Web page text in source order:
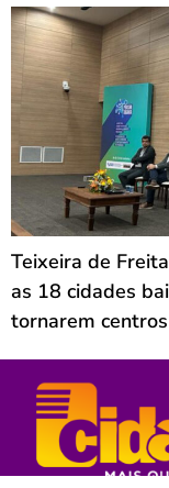
Teixeira de
as 18 cidades
tornarem